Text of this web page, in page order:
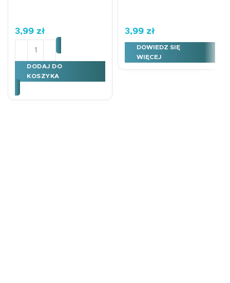
3,99 zł
ilość Karnet B6 Ślub Samolot
DODAJ DO
KOSZYKA
3,99 zł
DOWIEDZ SIĘ
WIĘCEJ